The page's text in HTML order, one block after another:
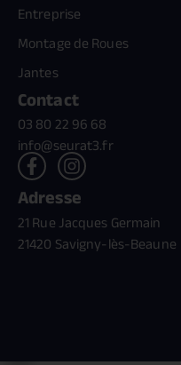
Entreprise
Montage de Roues
Jantes
Contact
03 80 22 96 68
info@seurat3.fr
Adresse
21 Rue Jacques Germain
21420 Savigny-lès-Beaune